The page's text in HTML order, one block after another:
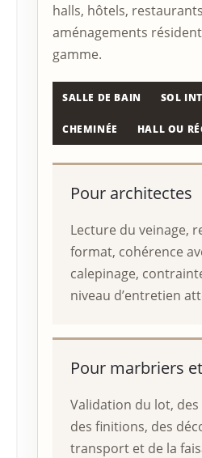
halls, hôtels,
aménagements
gamme.
SALLE DE BAIN SOL
CHEMINÉE HALL OU
Pour architectes
Lecture du veinage,
format, cohérence
calepinage,
niveau d’entretien
Pour marbriers
Validation du lot, des
des finitions, des
transport et de la